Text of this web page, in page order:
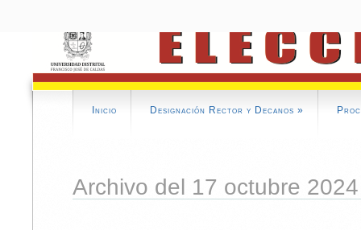
Inicio Designación Rector y Decanos »
Archivo del 17 octubre 2024